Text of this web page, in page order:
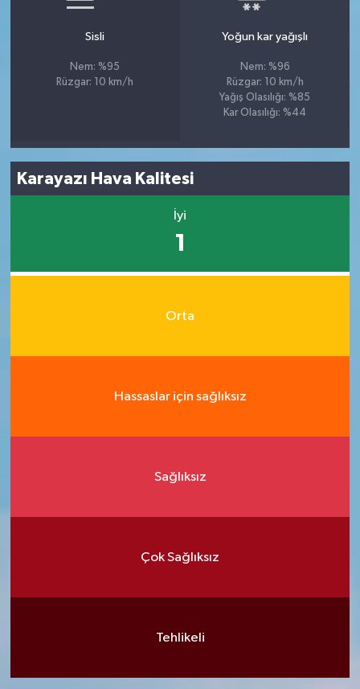
Sisli
Nem: %95
Rüzgar: 10 km/h
Yoğun kar yağışlı
Nem: %96
Rüzgar: 10 km/h
Yağış Olasılığı: %85
Kar Olasılığı: %44
Karayazı Hava Kalitesi
İyi
1
Orta
Hassaslar için sağlıksız
Sağlıksız
Çok Sağlıksız
Tehlikeli